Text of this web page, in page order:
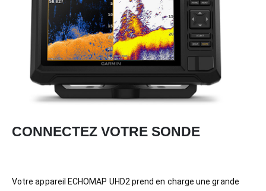
CONNECTEZ VOTRE SONDE
Votre appareil ECHOMAP UHD2 prend en charge une grande